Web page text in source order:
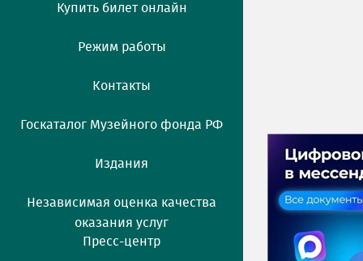
Купить билет онлайн
Режим работы
Контакты
Госкаталог Музейного фонда РФ
Издания
Независимая оценка качества
оказания услуг
Пресс-центр